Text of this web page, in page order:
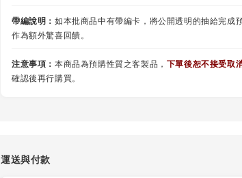
帶編說明： 如本批商品中有帶編卡，將公開透明的抽給完成
作為額外驚喜回饋。
注意事項： 本商品為預購性質之客製品， 下單後恕不接受取
確認後再行購買。
運送與付款